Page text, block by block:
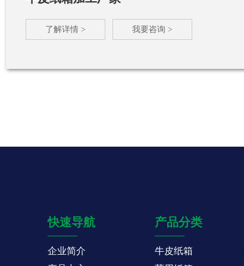
了解详情 > 我要咨询 >
快速导航
企业简介
产品分类
牛皮纸箱